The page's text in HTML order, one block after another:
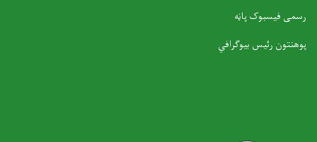
رسمی فیسبوک پاڼه
پوهنتون رئیس بیوګرافي